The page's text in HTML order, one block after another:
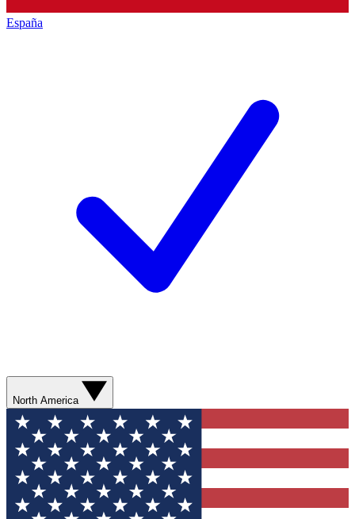
España
North America